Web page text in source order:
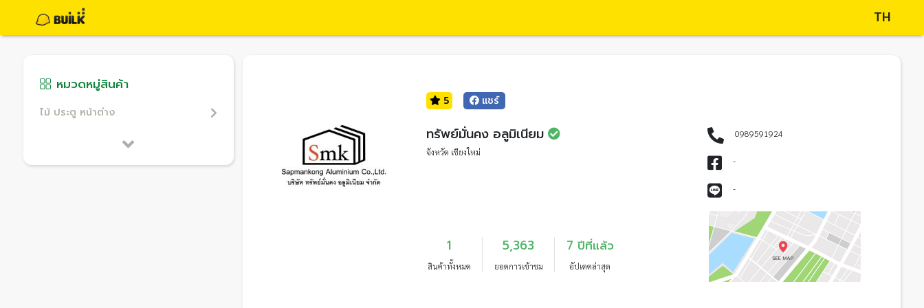
TH
หมวดหมู่สินค้า
ไม้ ประตู หน้าต่าง
5 แชร์
ทรัพย์มั่นคง อลูมิเนียม
จังหวัด เชียงใหม่
1
สินค้าทั้งหมด
5,363
ยอดการเข้าชม
7 ปีที่แล้ว
อัปเดตล่าสุด
0989591924
-
-